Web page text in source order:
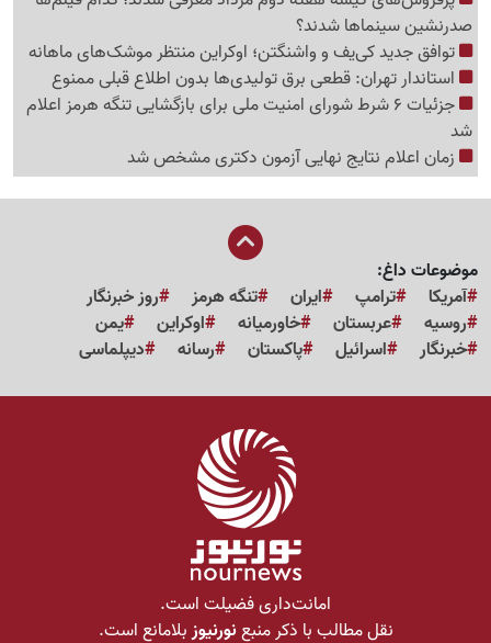
صدرنشین سینماها شدند؟
توافق جدید کی‌یف و واشنگتن؛ اوکراین منتظر موشک‌های ماهانه
استاندار تهران: قطعی برق تولیدی‌ها بدون اطلاع قبلی ممنوع
جزئیات 6 شرط شورای امنیت ملی برای بازگشایی تنگه هرمز اعلام
شد
زمان اعلام نتایج نهایی آزمون دکتری مشخص شد
موضوعات داغ:
آمریکا
ترامپ ایران تنگه هرمز
روز خبرنگار
روسیه
عربستان خاورمیانه اوکراین
یمن
خبرنگار
اسرائیل پاکستان رسانه دیپلماسی
امانت‌داری فضیلت است.
نقل مطالب با ذکر منبعنورنیوزبلامانع است.